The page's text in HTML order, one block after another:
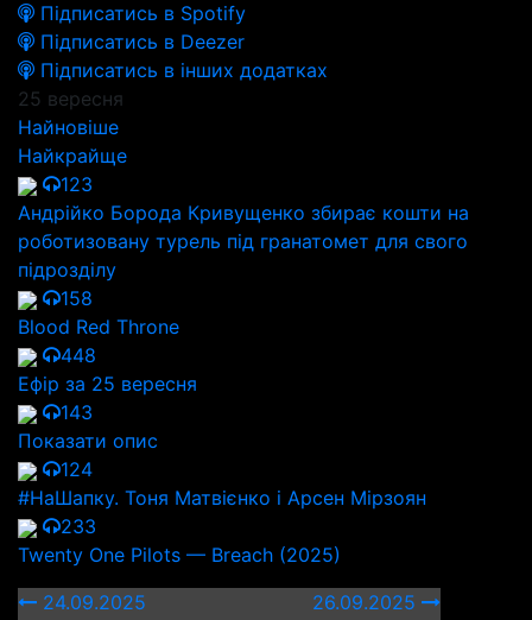
Підписатись в Spotify
Підписатись в Deezer
Підписатись в інших додатках
25 вересня
Найновіше
Найкрайще
123
Андрійко Борода Кривущенко збирає кошти на
роботизовану турель під гранатомет для свого
підрозділу
158
Blood Red Throne
448
Ефір за 25 вересня
143
Показати опис
124
#НаШапку. Тоня Матвієнко і Арсен Мірзоян
233
Twenty One Pilots — Breach (2025)
24.09.2025
26.09.2025